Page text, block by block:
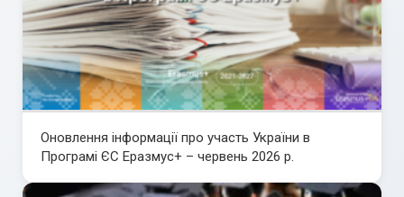
Оновлення інформації про участь України в
Програмі ЄС Еразмус+ – червень 2026 р.